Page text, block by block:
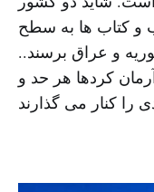
و کتاب ها به سطح
و عراق برسند..
کردها هر حد و